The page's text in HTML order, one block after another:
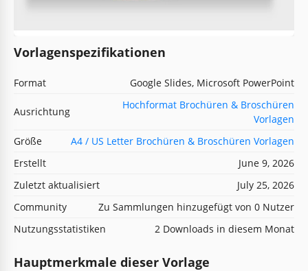
Vorlagenspezifikationen
Format Google Slides, Microsoft PowerPoint
Ausrichtung
Hochformat Brochüren & Broschüren
Vorlagen
Größe
A4 / US Letter Brochüren & Broschüren Vorlagen
Erstellt
June 9, 2026
Zuletzt aktualisiert
July 25, 2026
Community
Zu Sammlungen hinzugefügt von 0 Nutzer
Nutzungsstatistiken
2 Downloads in diesem Monat
Hauptmerkmale dieser Vorlage